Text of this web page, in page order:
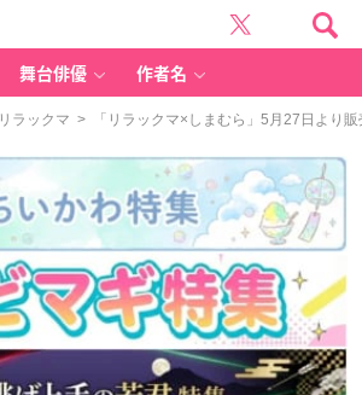
舞台俳優 作者名
リラックマ > 「リラックマ×しまむら」5月27日より